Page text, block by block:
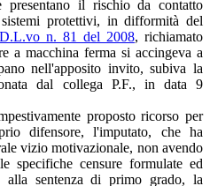
presentano il rischio da contatto
protettivi, in difformità del
D.L.vo n. 81 del 2008, richiamato
a macchina ferma si accingeva a
nell'apposito invito, subiva la
dal collega P.F., in data 9
proposto ricorso per
difensore, l'imputato, che ha
vizio motivazionale, non avendo
specifiche censure formulate ed
alla sentenza di primo grado, la